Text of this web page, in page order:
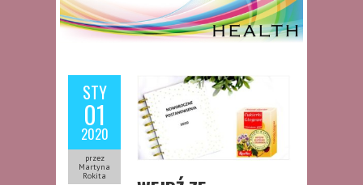
STY
01
2020
przez
Martyna
Rokita